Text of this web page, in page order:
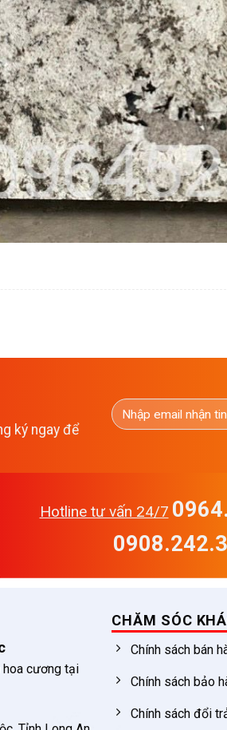
ký ngay để
Hotline tư vấn 24/7
cương tại
CHĂM SÓC
Chính sách bán
Chính sách bảo
Chính sách đổi